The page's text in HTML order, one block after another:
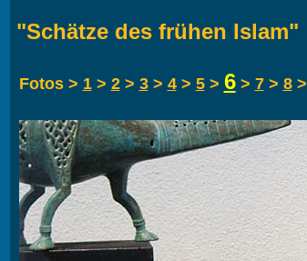
"Schätze des frühen Islam"
Fotos > 1> 2> 3> 4> 5> 6> 7> 8>